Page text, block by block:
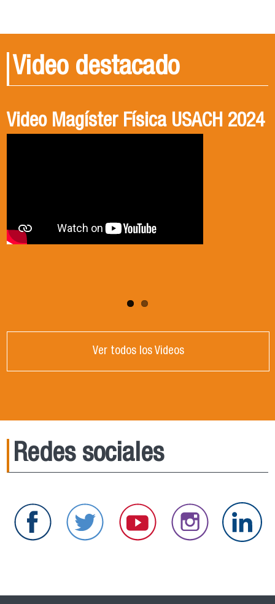
Video destacado
Video Magíster Física USACH 2024
Video Doctorado Física USACH
Ver todos los Videos
Redes sociales